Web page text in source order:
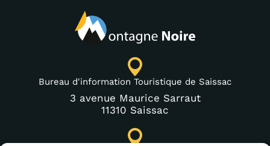
Bureau d'information Touristique de Saissac
3 avenue Maurice Sarraut
11310 Saissac